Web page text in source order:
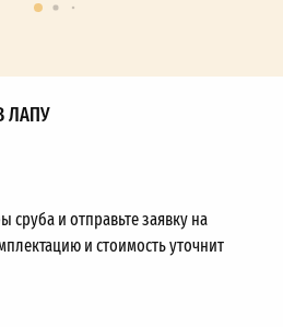
ЛАПУ
и отправьте заявку на
и стоимость уточнит